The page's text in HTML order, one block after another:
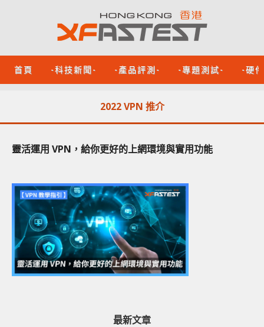
首頁 -科技新聞- -產品評測- -專題測試- -硬
2022 VPN 推介
靈活運用 VPN，給你更好的上網環境與實用功能
最新文章